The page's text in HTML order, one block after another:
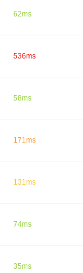
62ms
536ms
58ms
171ms
131ms
74ms
35ms